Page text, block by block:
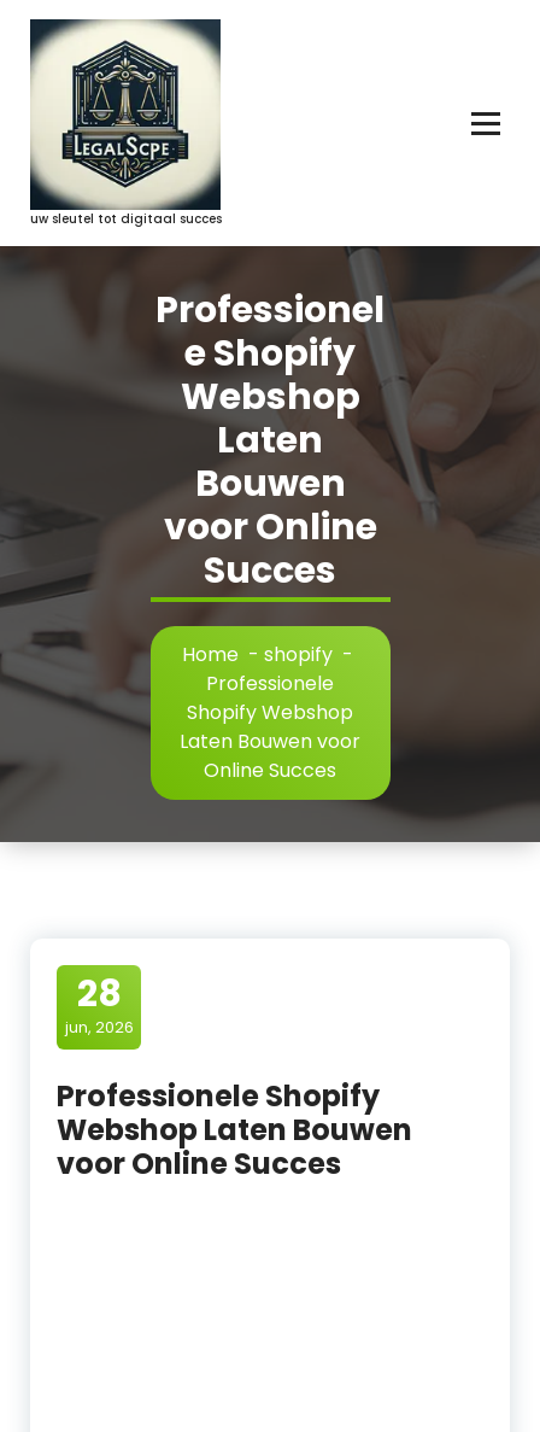
naar
uw sleutel tot digitaal succes
Professionel
e Shopify
Webshop
Laten
Bouwen
voor Online
Succes
Home - shopify -
Professionele
Shopify Webshop
Laten Bouwen voor
Online Succes
28
jun, 2026
Professionele Shopify
Webshop Laten Bouwen
voor Online Succes